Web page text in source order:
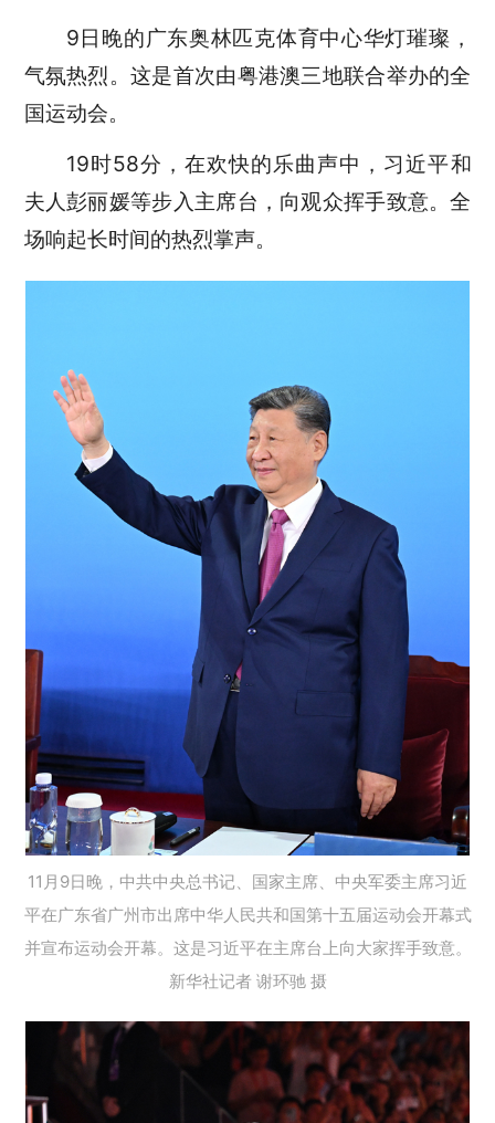
9日晚的广东奥林匹克体育中心华灯璀璨，
气氛热烈。这是首次由粤港澳三地联合举办的全
国运动会。
19时58分，在欢快的乐曲声中，习近平和
夫人彭丽媛等步入主席台，向观众挥手致意。全
场响起长时间的热烈掌声。
11月9日晚，中共中央总书记、国家主席、中央军委主席习近
平在广东省广州市出席中华人民共和国第十五届运动会开幕式
并宣布运动会开幕。这是习近平在主席台上向大家挥手致意。
新华社记者 谢环驰 摄